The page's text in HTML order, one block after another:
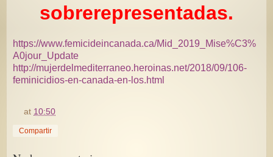
sobrerepresentadas.
https://www.femicideincanada.ca/Mid_2019_Mise%C3%
A0jour_Update
http://mujerdelmediterraneo.heroinas.net/2018/09/106-
feminicidios-en-canada-en-los.html
at 10:50
Compartir